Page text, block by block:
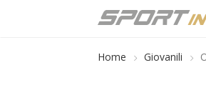
Home Giovanili